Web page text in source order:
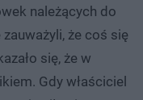
należących do
że coś się
się, że w
Gdy właściciel